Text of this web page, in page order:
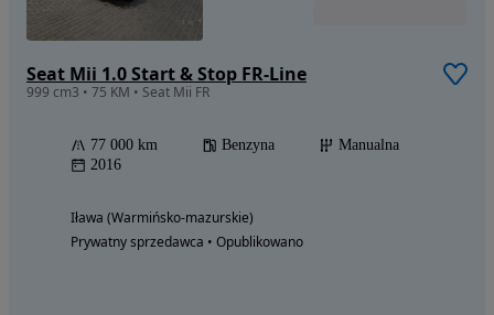
Seat Mii 1.0 Start & Stop FR-Line
999 cm3 • 75 KM • Seat Mii FR
77 000 km Benzyna
Manualna
2016
Iława (Warmińsko-mazurskie)
Prywatny sprzedawca • Opublikowano